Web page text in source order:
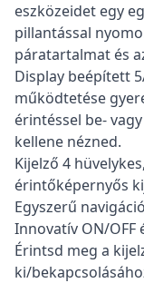
eszközeidet egy
pillantással
páratartalmat és
Display beépített
működtetése
érintéssel be-
kellene nézned.
Kijelző 4
érintőképernyős
Egyszerű
Innovatív ON/OFF
Érintsd meg a
ki/